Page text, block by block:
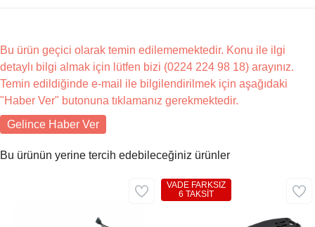
Bu ürün geçici olarak temin edilememektedir. Konu ile ilgi
detaylı bilgi almak için lütfen bizi (0224 224 98 18) arayınız.
Temin edildiğinde e-mail ile bilgilendirilmek için aşağıdaki
"Haber Ver" butonuna tıklamanız gerekmektedir.
Gelince Haber Ver
Bu ürünün yerine tercih edebileceğiniz ürünler
VADE FARKSIZ
6 TAKSİT